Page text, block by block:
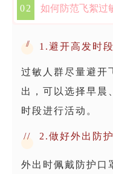
02 如何防范飞絮过
// 1.避开高发时
过敏人群尽量避开
出，可以选择早晨
时段进行活动。
// 2.做好外出防护
外出时佩戴防护口